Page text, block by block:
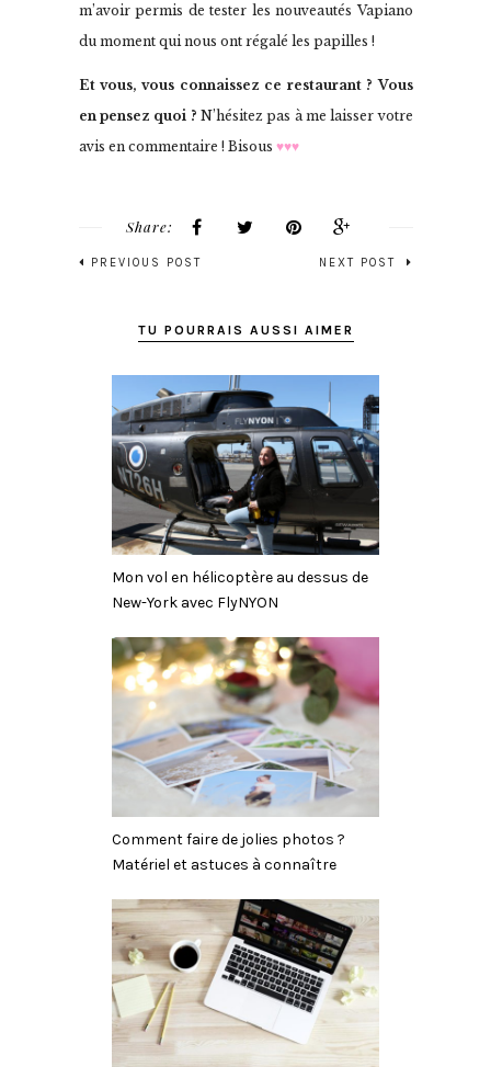
m’avoir permis de tester les nouveautés Vapiano
du moment qui nous ont régalé les papilles !
Et vous, vous connaissez ce restaurant ? Vous
en pensez quoi ? N’hésitez pas à me laisser votre
avis en commentaire ! Bisous ♥♥♥
Share:
PREVIOUS POST NEXT POST
TU POURRAIS AUSSI AIMER
Mon vol en hélicoptère au dessus de
New-York avec FlyNYON
Comment faire de jolies photos ?
Matériel et astuces à connaître